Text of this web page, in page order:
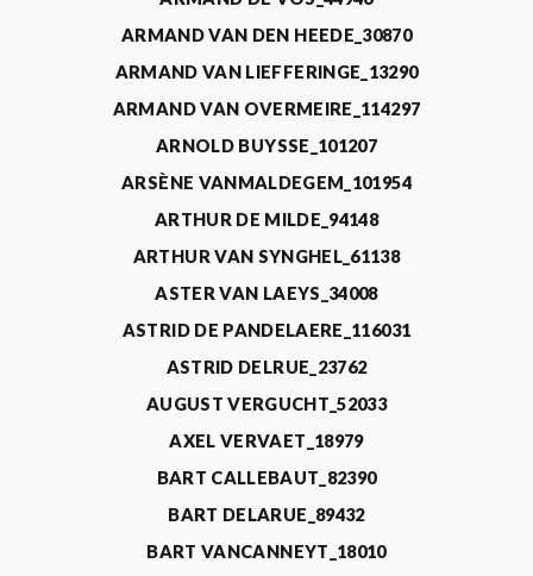
ARMAND VAN DEN HEEDE_30870
ARMAND VAN LIEFFERINGE_13290
ARMAND VAN OVERMEIRE_114297
ARNOLD BUYSSE_101207
ARSÈNE VANMALDEGEM_101954
ARTHUR DE MILDE_94148
ARTHUR VAN SYNGHEL_61138
ASTER VAN LAEYS_34008
ASTRID DE PANDELAERE_116031
ASTRID DELRUE_23762
AUGUST VERGUCHT_52033
AXEL VERVAET_18979
BART CALLEBAUT_82390
BART DELARUE_89432
BART VANCANNEYT_18010